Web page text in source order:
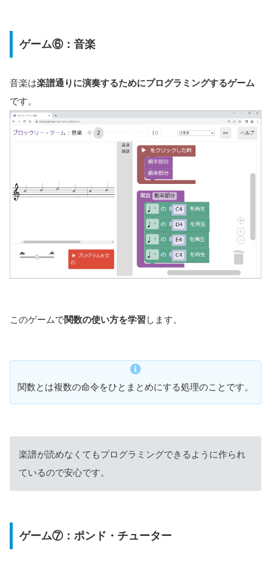
ゲーム⑥：音楽
音楽は楽譜通りに演奏するためにプログラミングするゲーム
です。
このゲームで関数の使い方を学習 します。
関数とは複数の命令をひとまとめにする処理のことです。
楽譜が読めなくてもプログラミングできるように作られ
ているので安心です。
ゲーム⑦：ポンド・チューター